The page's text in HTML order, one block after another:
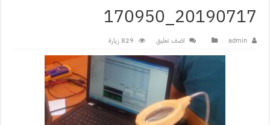
20190717_170950
admin اضف تعليق 829 زيارة